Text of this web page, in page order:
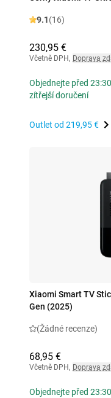
9.1(16)
230,95 €
Včetně DPH, Doprava
Objednejte před
zítřejší doručení
Outlet od 219,95 €
Xiaomi Smart TV
Gen (2025)
(Žádné recenze)
68,95 €
Včetně DPH, Doprava
Objednejte před